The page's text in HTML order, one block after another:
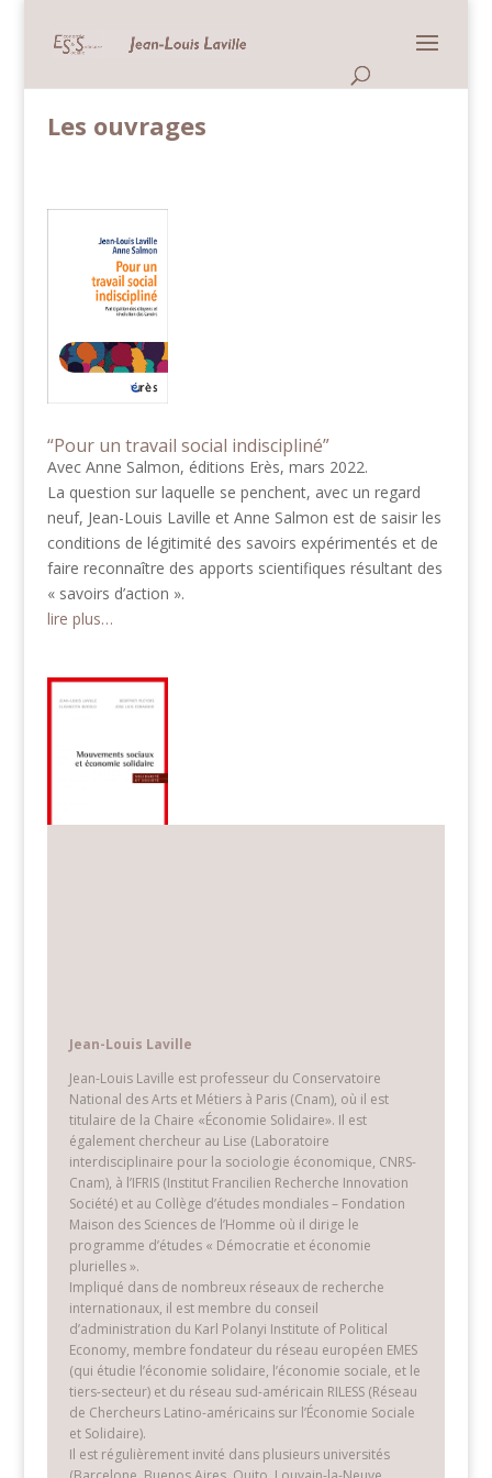
Les ouvrages
“Pour un travail social indiscipliné”
Avec Anne Salmon, éditions Erès, mars 2022.
La question sur laquelle se penchent, avec un regard
neuf, Jean-Louis Laville et Anne Salmon est de saisir les
conditions de légitimité des savoirs expérimentés et de
faire reconnaître des apports scientifiques résultant des
« savoirs d’action ».
lire plus…
lire plus…
L’innovation sociale
Sous la direction de Juan-Luis Klein, Jean-Louis Laville et
Frank Moulaert
Toulouse, Éditions érès, 2014
Des politiques en faveur de l’innovation sociale se
Jean-Louis Laville
Jean-Louis Laville est professeur du Conservatoire
National des Arts et Métiers à Paris (Cnam), où il est
titulaire de la Chaire «Économie Solidaire». Il est
également chercheur au Lise (Laboratoire
interdisciplinaire pour la sociologie économique, CNRS-
Cnam), à l’IFRIS (Institut Francilien Recherche Innovation
Société) et au Collège d’études mondiales – Fondation
Maison des Sciences de l’Homme où il dirige le
programme d’études « Démocratie et économie
plurielles ».
Impliqué dans de nombreux réseaux de recherche
internationaux, il est membre du conseil
d’administration du Karl Polanyi Institute of Political
Economy, membre fondateur du réseau européen EMES
(qui étudie l’économie solidaire, l’économie sociale, et le
tiers-secteur) et du réseau sud-américain RILESS (Réseau
de Chercheurs Latino-américains sur l’Économie Sociale
et Solidaire).
Il est régulièrement invité dans plusieurs universités